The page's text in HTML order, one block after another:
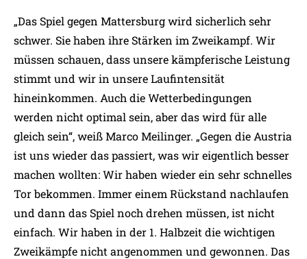
„Das Spiel gegen Mattersburg wird sicherlich sehr
schwer. Sie haben ihre Stärken im Zweikampf. Wir
müssen schauen, dass unsere kämpferische Leistung
stimmt und wir in unsere Laufintensität
hineinkommen. Auch die Wetterbedingungen
werden nicht optimal sein, aber das wird für alle
gleich sein“, weiß Marco Meilinger. „Gegen die Austria
ist uns wieder das passiert, was wir eigentlich besser
machen wollten: Wir haben wieder ein sehr schnelles
Tor bekommen. Immer einem Rückstand nachlaufen
und dann das Spiel noch drehen müssen, ist nicht
einfach. Wir haben in der 1. Halbzeit die wichtigen
Zweikämpfe nicht angenommen und gewonnen. Das